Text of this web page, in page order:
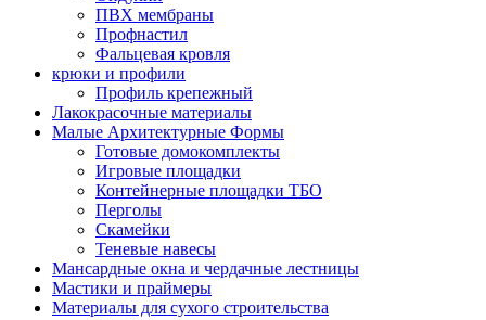
ПВХ мембраны
Профнастил
Фальцевая кровля
крюки и профили
Профиль крепежный
Лакокрасочные материалы
Малые Архитектурные Формы
Готовые домокомплекты
Игровые площадки
Контейнерные площадки ТБО
Перголы
Скамейки
Теневые навесы
Мансардные окна и чердачные лестницы
Мастики и праймеры
Материалы для сухого строительства